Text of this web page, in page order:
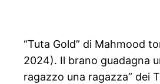
“Tuta Gold” di Mahmood
2024). Il brano guadagna
ragazzo una ragazza” dei